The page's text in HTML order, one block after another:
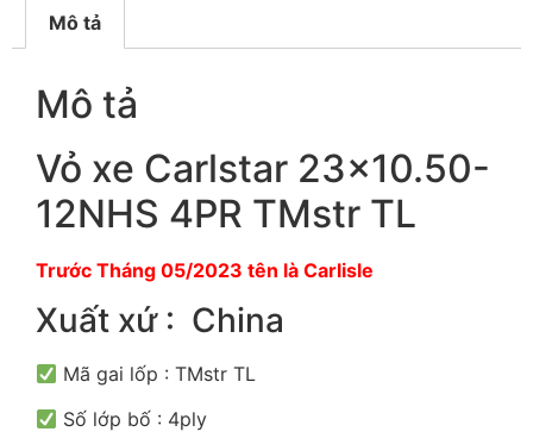
Mô tả
Mô tả
Vỏ xe Carlstar 23×10.50-
12NHS 4PR TMstr TL
Trước Tháng 05/2023 tên là Carlisle
Xuất xứ : China
Mã gai lốp : TMstr TL
Số lớp bố : 4ply